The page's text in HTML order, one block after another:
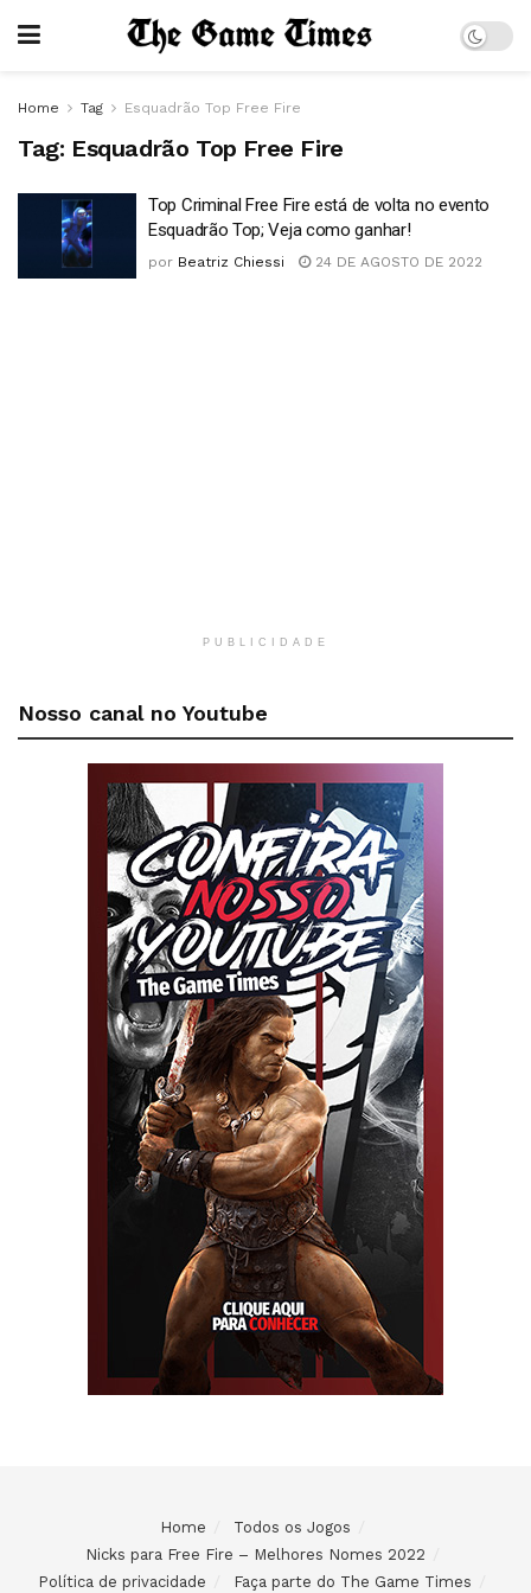
Home Tag Esquadrão Top Free Fire
Tag: Esquadrão Top Free Fire
Top Criminal Free Fire está de volta no evento
Esquadrão Top; Veja como ganhar!
por Beatriz Chiessi 24 DE AGOSTO DE 2022
PUBLICIDADE
Nosso canal no Youtube
Home
Todos os Jogos
Nicks para Free Fire – Melhores Nomes 2022
Política de privacidade
Faça parte do The Game Times